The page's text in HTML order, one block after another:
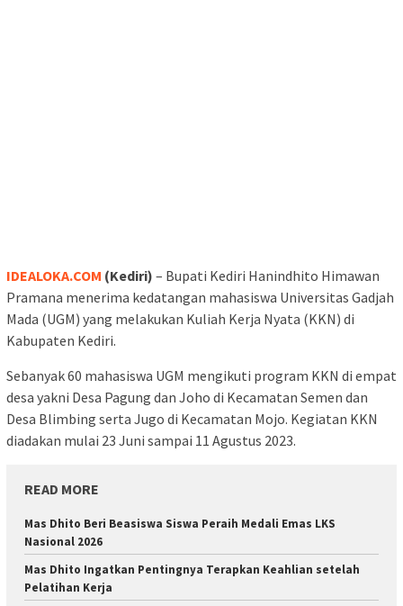
IDEALOKA.COM (Kediri) – Bupati Kediri Hanindhito Himawan
Pramana menerima kedatangan mahasiswa Universitas Gadjah
Mada (UGM) yang melakukan Kuliah Kerja Nyata (KKN) di
Kabupaten Kediri.
Sebanyak 60 mahasiswa UGM mengikuti program KKN di empat
desa yakni Desa Pagung dan Joho di Kecamatan Semen dan
Desa Blimbing serta Jugo di Kecamatan Mojo. Kegiatan KKN
diadakan mulai 23 Juni sampai 11 Agustus 2023.
READ MORE
Mas Dhito Beri Beasiswa Siswa Peraih Medali Emas LKS
Nasional 2026
Mas Dhito Ingatkan Pentingnya Terapkan Keahlian setelah
Pelatihan Kerja